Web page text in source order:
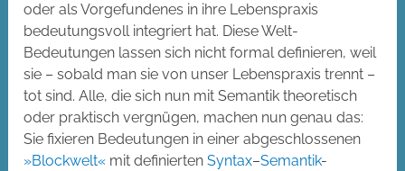
oder als Vorgefundenes in ihre Lebenspraxis
bedeutungsvoll integriert hat. Diese Welt-
Bedeutungen lassen sich nicht formal definieren, weil
sie – sobald man sie von unser Lebenspraxis trennt –
tot sind. Alle, die sich nun mit Semantik theoretisch
oder praktisch vergnügen, machen nun genau das:
Sie fixieren Bedeutungen in einer abgeschlossenen
»Blockwelt« mit definiertenSyntax–Semantik-